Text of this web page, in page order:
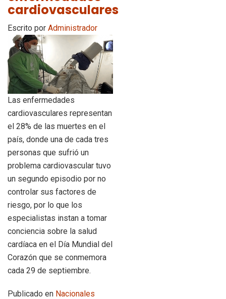
cardiovasculares
Escrito por Administrador
Las enfermedades
cardiovasculares representan
el 28% de las muertes en el
país, donde una de cada tres
personas que sufrió un
problema cardiovascular tuvo
un segundo episodio por no
controlar sus factores de
riesgo, por lo que los
especialistas instan a tomar
conciencia sobre la salud
cardíaca en el Día Mundial del
Corazón que se conmemora
cada 29 de septiembre.
Publicado en Nacionales